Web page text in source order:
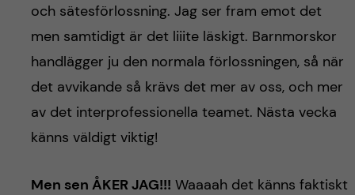
och sätesförlossning. Jag ser fram emot det
men samtidigt är det liiite läskigt. Barnmorskor
handlägger ju den normala förlossningen, så när
det avvikande så krävs det mer av oss, och mer
av det interprofessionella teamet. Nästa vecka
känns väldigt viktig!
Men sen ÅKER JAG!!! Waaaah det känns faktiskt